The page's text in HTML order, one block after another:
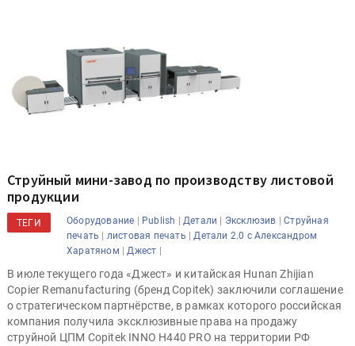
Струйный мини-завод по производству листовой
продукции
ТЕГИ Оборудование | Publish |Детали | Эксклюзив |Струйная
печать | листовая печать |Детали 2.0 с Александром
Харатяном |Джест |
В июле текущего года «Джест» и китайская Hunan Zhijian
Copier Remanufacturing (бренд Copitek) заключили соглашение
о стратегическом партнёрстве, в рамках которого российская
компания получила эксклюзивные права на продажу
струйной ЦПМ Copitek INNO H440 PRO на территории РФ